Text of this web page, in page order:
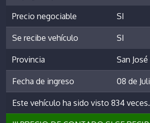
Precio negociable SI
Se recibe vehículo SI
Provincia San José
Fecha de ingreso 08 de
Este vehículo ha sido visto 834 veces.